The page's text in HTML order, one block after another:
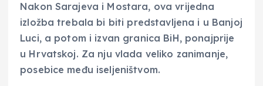
Nakon Sarajeva i Mostara, ova vrijedna
izložba trebala bi biti predstavljena i u Banjoj
Luci, a potom i izvan granica BiH, ponajprije
u Hrvatskoj. Za nju vlada veliko zanimanje,
posebice među iseljeništvom.